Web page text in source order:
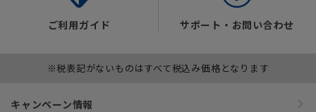
ご利用ガイド サポート・お問い合わせ
※税表記がないものはすべて税込み価格となります
キャンペーン情報